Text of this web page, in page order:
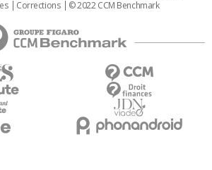
Corrections © 2022 CCM Benchmark